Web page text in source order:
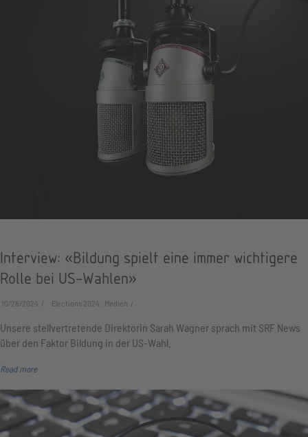
Interview: «Bildung spielt eine immer wichtigere
Rolle bei US-Wahlen»
10/28/2024 Elections 2024, Medien
Unsere stellvertretende Direktorin Sarah Wagner sprach mit SRF News
über den Faktor Bildung in der US-Wahl.
Read more